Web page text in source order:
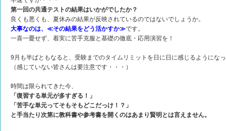
第一回の共通テストの結果はいかがでしたか？
良くも悪くも、夏休みの結果が反映されているのではないでしょうか。
大事なのは、≪その結果をどう活かすか≫です。
一喜一憂せず、着実に苦手克服と基礎の徹底・応用演習を！
9月も半ばともなると、受験までのタイムリミットを日に日に感じるようにな
（感じていない皆さんは要注意です・・・）
時間は限られてきた今、
「復習する単元が多すぎる！」
「苦手な単元ってそもそもどこだっけ！？」
と手当たり次第に教科書や参考書を開くのはあまり賢明とは言えません。